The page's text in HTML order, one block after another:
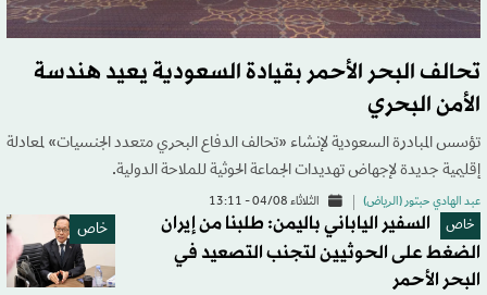
تحالف البحر الأحمر بقيادة السعودية يعيد هندسة
الأمن البحري
تؤسس المبادرة السعودية لإنشاء «تحالف الدفاع البحري متعدد الجنسيات» لمعادلة
إقليمية جديدة لإجهاض تهديدات الجماعة الحوثية للملاحة الدولية.
عبد الهادي حبتور (الرياض) الثلاثاء 04/08 - 13:11
خاص خاص
السفير الياباني باليمن: طلبنا من إيران
الضغط على الحوثيين لتجنب التصعيد في
البحر الأحمر